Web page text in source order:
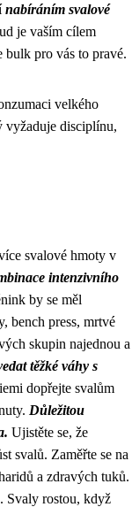
nabíráním svalové
je vaším cílem
bulk pro vás to pravé.
velkého
vyžaduje disciplínu,
svalové hmoty v
intenzivního
by se měl
bench press, mrtvé
skupin najednou a
těžké váhy s
dopřejte svalům
Důležitou
Ujistěte se, že
svalů. Zaměřte se na
a zdravých tuků.
Svaly rostou, když